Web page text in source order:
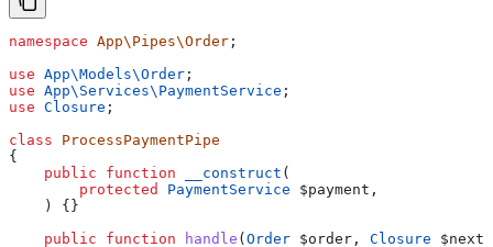
namespace App\Pipes\Order ;
use App\Models\Order ;
use App\Services\ PaymentService ;
use Closure ;
class ProcessPaymentPipe
{
    public
function __construct (
        protected
PaymentService $payment ,
    ) {}
    public
function handle ( Order $order , Closure $next